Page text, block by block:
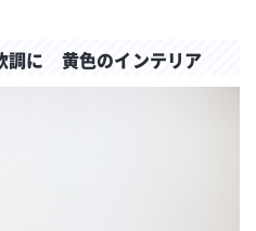
調に 黄色のインテリア